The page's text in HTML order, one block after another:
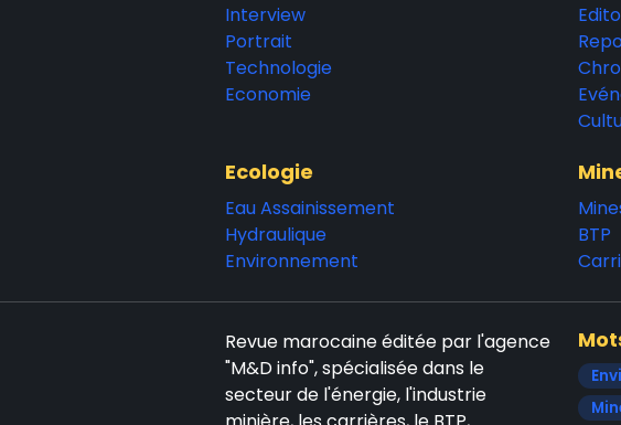
Interview
Portrait
Technologie
Economie
Ecologie
Eau Assainissement
Hydraulique
Environnement
BTP
Revue marocaine éditée par l'agence
"M&D info", spécialisée dans le
secteur de l'énergie, l'industrie